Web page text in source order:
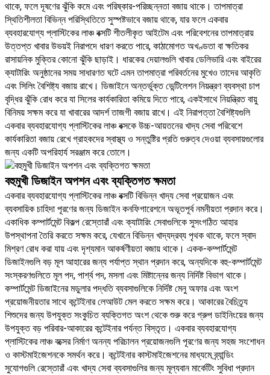
থাকে, ফলে দূষণের ঝুঁকি কমে এবং পরিষ্কার-পরিচ্ছন্নতা বজায় থাকে। তাপমাত্রা
স্থিতিশীলতা বিভিন্ন পরিস্থিতিতে সুস্পষ্টভাবে বজায় থাকে, যার ফলে একবার
ব্যবহারযোগ্য প্লাস্টিকের লাঞ্চ বক্সটি শীতলীকৃত আইটেম এবং পরিবেশনের তাপমাত্রায়
উত্তপ্ত খাবার উভয়ই নিরাপদে ধারণ করতে পারে, কাঠামোগত অখণ্ডতা বা ক্ষতিকর
রাসায়নিক মুক্তির কোনো ঝুঁকি ছাড়াই। ধারকের দেয়ালগুলি খাবার ডেলিভারি এবং বাইরের
ক্যাটারিং অনুষ্ঠানের সময় সাধারণত ঘটে এমন তাপমাত্রা পরিবর্তনের মুখেও তাদের আকৃতি
এবং সিলিং বৈশিষ্ট্য বজায় রাখে। ডিজাইনে অন্তর্ভুক্ত ভেন্টিলেশন নিয়ন্ত্রণ ব্যবস্থা চাপ
বৃদ্ধির ঝুঁকি রোধ করে যা সিলের কার্যকারিতা কমিয়ে দিতে পারে, একইসাথে নিয়ন্ত্রিত বায়ু
বিনিময় সক্ষম করে যা খাবারের আদর্শ তাজগী বজায় রাখে। এই নিরাপত্তা বৈশিষ্ট্যগুলি
একবার ব্যবহারযোগ্য প্লাস্টিকের লাঞ্চ বক্সকে উচ্চ-আয়তনের খাদ্য সেবা পরিবেশে
কার্যকারিতা বজায় রেখে গ্রাহকদের স্বাস্থ্য ও সন্তুষ্টির প্রতি গুরুত্ব দেওয়া ব্যবসায়গুলোর
জন্য একটি অপরিহার্য সরঞ্জাম করে তোলে।
বহুমুখী ডিজাইন অপশন এবং ব্যক্তিগত ক্ষমতা
একবার ব্যবহারযোগ্য প্লাস্টিকের লাঞ্চ বক্সটি বিভিন্ন খাদ্য সেবা প্রয়োজন এবং
ব্যবসায়িক চাহিদা পূরণের জন্য ডিজাইন কনফিগারেশনে অভূতপূর্ব নমনীয়তা প্রদান করে।
একাধিক কম্পার্টমেন্ট বিকল্প রেস্তোরাঁ এবং ক্যাটারিং সেবাগুলিকে সুসংগঠিত আহার
উপস্থাপনা তৈরি করতে সক্ষম করে, যেখানে বিভিন্ন খাদ্যদ্রব্য পৃথক থাকে, ফলে স্বাদ
মিশ্রণ রোধ করা যায় এবং দৃশ্যমান আকর্ষণীয়তা বজায় থাকে। একক-কম্পার্টমেন্ট
ডিজাইনগুলি বড় মূল আহারের জন্য পর্যাপ্ত স্থান প্রদান করে, অন্যদিকে বহু-কম্পার্টমেন্ট
সংস্করণগুলিতে মূল পদ, পার্শ্ব পদ, মসলা এবং মিষ্টান্নের জন্য নির্দিষ্ট বিভাগ থাকে।
কম্পার্টমেন্ট ডিজাইনের মডুলার পদ্ধতি ব্যবসাগুলিকে নির্দিষ্ট মেনু অফার এবং অংশ
প্রয়োজনীয়তার সাথে কন্টেইনার লেআউট মেল করতে সক্ষম করে। আকারের বৈচিত্র্য
শিশুদের জন্য উপযুক্ত সংকুচিত ব্যক্তিগত অংশ থেকে শুরু করে গ্রুপ ডাইনিংয়ের জন্য
উপযুক্ত বড় পরিবার-আকারের কন্টেইনার পর্যন্ত বিস্তৃত। একবার ব্যবহারযোগ্য
প্লাস্টিকের লাঞ্চ বক্সের নির্মাণ অনন্য পরিচালন প্রয়োজনগুলি পূরণের জন্য সহজ সংশোধন
ও কাস্টমাইজেশনকে সমর্থন করে। কন্টেইনার কাস্টমাইজেশনের মাধ্যমে ব্র্যান্ডিং
সুযোগগুলি রেস্তোরাঁ এবং খাদ্য সেবা ব্যবসাগুলির জন্য মূল্যবান মার্কেটিং সুবিধা প্রদান